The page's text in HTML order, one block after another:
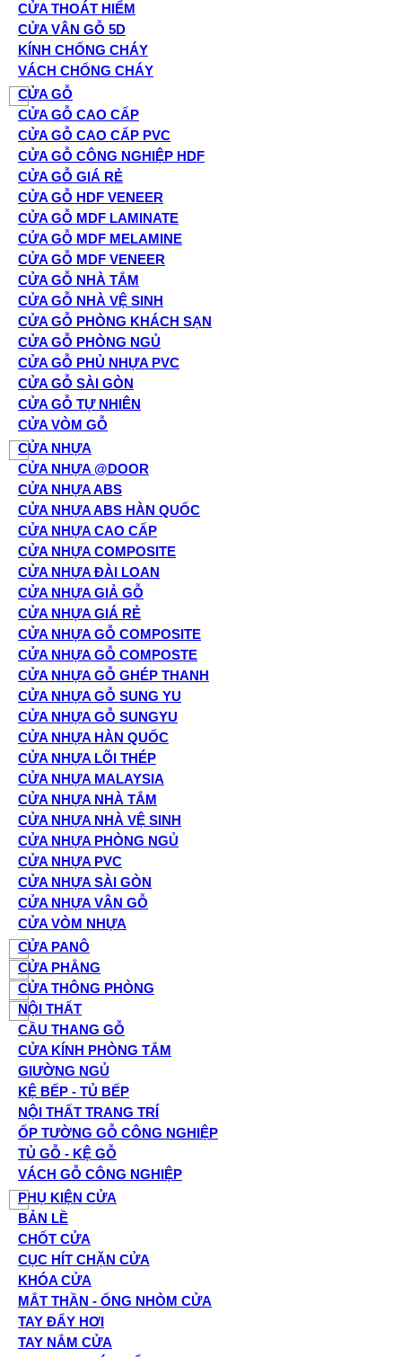
CỬA THOÁT HIỂM
CỬA VÂN GỖ 5D
KÍNH CHỐNG CHÁY
VÁCH CHỐNG CHÁY
CỬA GỖ
CỬA GỖ CAO CẤP
CỬA GỖ CAO CẤP PVC
CỬA GỖ CÔNG NGHIỆP HDF
CỬA GỖ GIÁ RẺ
CỬA GỖ HDF VENEER
CỬA GỖ MDF LAMINATE
CỬA GỖ MDF MELAMINE
CỬA GỖ MDF VENEER
CỬA GỖ NHÀ TẮM
CỬA GỖ NHÀ VỆ SINH
CỬA GỖ PHÒNG KHÁCH SẠN
CỬA GỖ PHÒNG NGỦ
CỬA GỖ PHỦ NHỰA PVC
CỬA GỖ SÀI GÒN
CỬA GỖ TỰ NHIÊN
CỬA VÒM GỖ
CỬA NHỰA
CỬA NHỰA @DOOR
CỬA NHỰA ABS
CỬA NHỰA ABS HÀN QUỐC
CỬA NHỰA CAO CẤP
CỬA NHỰA COMPOSITE
CỬA NHỰA ĐÀI LOAN
CỬA NHỰA GIẢ GỖ
CỬA NHỰA GIÁ RẺ
CỬA NHỰA GỖ COMPOSITE
CỬA NHỰA GỖ COMPOSTE
CỬA NHỰA GỖ GHÉP THANH
CỬA NHỰA GỖ SUNG YU
CỬA NHỰA GỖ SUNGYU
CỬA NHỰA HÀN QUỐC
CỬA NHỰA LÕI THÉP
CỬA NHỰA MALAYSIA
CỬA NHỰA NHÀ TẮM
CỬA NHỰA NHÀ VỆ SINH
CỬA NHỰA PHÒNG NGỦ
CỬA NHỰA PVC
CỬA NHỰA SÀI GÒN
CỬA NHỰA VÂN GỖ
CỬA VÒM NHỰA
CỬA PANÔ
CỬA PHẲNG
CỬA THÔNG PHÒNG
NỘI THẤT
CẦU THANG GỖ
CỬA KÍNH PHÒNG TẮM
GIƯỜNG NGỦ
KỆ BẾP - TỦ BẾP
NỘI THẤT TRANG TRÍ
ỐP TƯỜNG GỖ CÔNG NGHIỆP
TỦ GỖ - KỆ GỖ
VÁCH GỖ CÔNG NGHIỆP
PHỤ KIỆN CỬA
BẢN LỀ
CHỐT CỬA
CỤC HÍT CHẶN CỬA
KHÓA CỬA
MẮT THẦN - ỐNG NHÒM CỬA
TAY ĐẨY HƠI
TAY NẮM CỬA